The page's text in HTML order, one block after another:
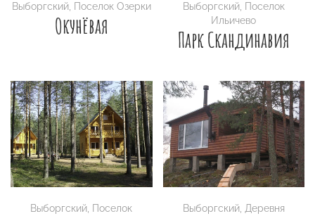
Выборгский, Поселок Озерки
Окунёвая
Выборгский, Поселок
Ильичево
Парк Скандинавия
Выборгский, Поселок
Выборгский, Деревня